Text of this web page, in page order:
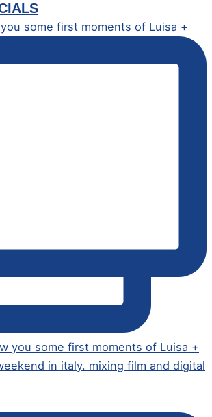
some first moments of Luisa +